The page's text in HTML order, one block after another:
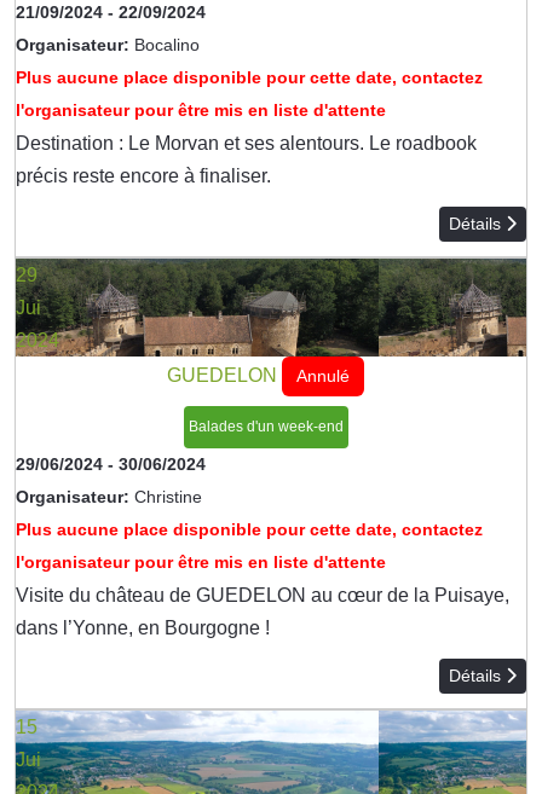
21/09/2024 - 22/09/2024
Organisateur: Bocalino
Plus aucune place disponible pour cette date, contactez
l'organisateur pour être mis en liste d'attente
Destination : Le Morvan et ses alentours. Le roadbook
précis reste encore à finaliser.
Détails
29
Jui
2024
GUEDELON
Annulé
Balades d'un week-end
29/06/2024 - 30/06/2024
Organisateur: Christine
Plus aucune place disponible pour cette date, contactez
l'organisateur pour être mis en liste d'attente
Visite du château de GUEDELON au cœur de la Puisaye,
dans l’Yonne, en Bourgogne !
Détails
15
Jui